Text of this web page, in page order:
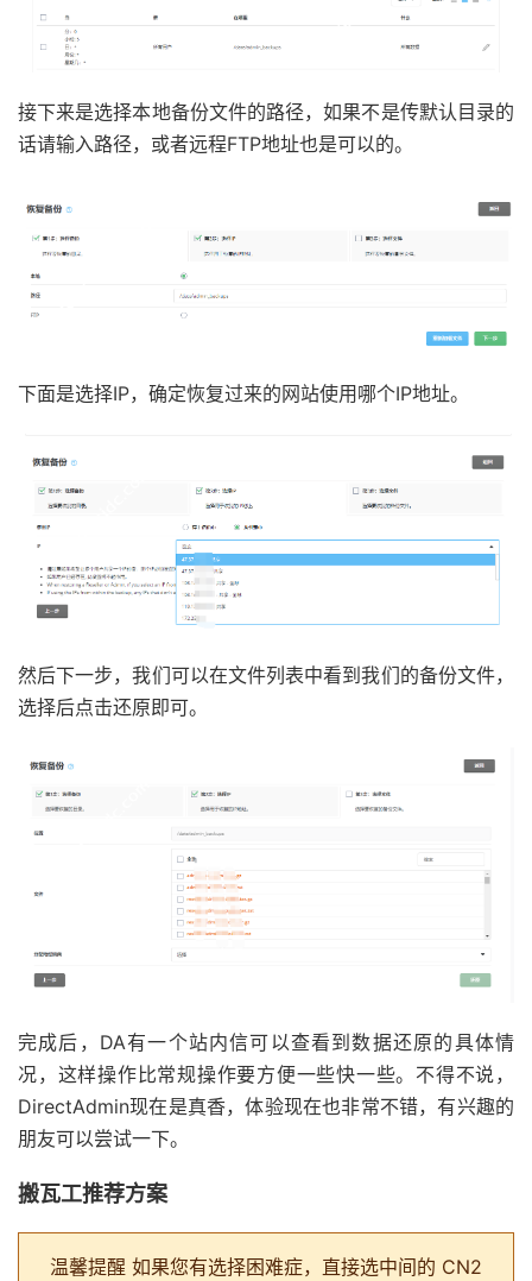
接下来是选择本地备份文件的路径，如果不是传默认目录的
话请输入路径，或者远程FTP地址也是可以的。
下面是选择IP，确定恢复过来的网站使用哪个IP地址。
然后下一步，我们可以在文件列表中看到我们的备份文件，
选择后点击还原即可。
完成后，DA有一个站内信可以查看到数据还原的具体情
况，这样操作比常规操作要方便一些快一些。不得不说，
DirectAdmin现在是真香，体验现在也非常不错，有兴趣的
朋友可以尝试一下。
搬瓦工推荐方案
温馨提醒 如果您有选择困难症，直接选中间的 CN2